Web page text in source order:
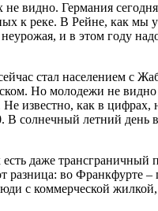
видно. Германия
реке. В Рейне, как мы
и в этом году
стал населением с
Но молодежи не
известно, как в
В солнечный летний
даже
разница: во Франкфурте
с коммерческой